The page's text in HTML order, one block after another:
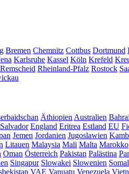
Bremen Chemnitz Cottbus Dortmund
Karlsruhe Kassel Köln Krefeld
Remscheid Rheinland-Pfalz Rostock
Äthiopien Australien
England Eritrea Estland EU
Jemen Jordanien Jugoslawien
Litauen Malaysia Mali Malta Marokko
Oman Österreich Pakistan Palästina
Singapur Slowakei Slowenien
VAE Vanuatu Venezuela